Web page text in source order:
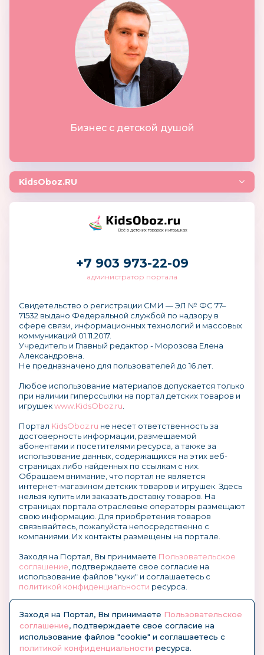
Бизнес с детской душой
KidsOboz.RU
Всё о детских товарах и игрушках
+7 903 973-22-09
администратор портала
Свидетельство о регистрации СМИ — ЭЛ № ФС 77–
71532 выдано Федеральной службой по надзору в
сфере связи, информационных технологий и массовых
коммуникаций 01.11.2017.
Учредитель и Главный редактор - Морозова Елена
Александровна.
Не предназначено для пользователей до 16 лет.
Любое использование материалов допускается только
при наличии гиперссылки на портал детских товаров и
игрушекwww.KidsOboz.ru
Портал KidsOboz.ru не несет ответственность за
достоверность информации, размещаемой
абонентами и посетителями ресурса, а также за
использование данных, содержащихся на этих веб-
страницах либо найденных по ссылкам с них.
Обращаем внимание, что портал не является
интернет-магазином детских товаров и игрушек. Здесь
нельзя купить или заказать доставку товаров. На
страницах портала отраслевые операторы размещают
свою информацию. Для приобретения товаров
связывайтесь, пожалуйста непосредственно с
компаниями. Их контакты размещены на портале.
Заходя на Портал, Вы принимаете Пользовательское
соглашение , подтверждаете свое согласие на
использование файлов "куки" и соглашаетесь с
политикой конфиденциальности ресурса.
Заходя на Портал, Вы принимаете Пользовательское
соглашение, подтверждаете свое согласие на
использование файлов "cookie" и соглашаетесь с
политикой конфиденциальности ресурса.